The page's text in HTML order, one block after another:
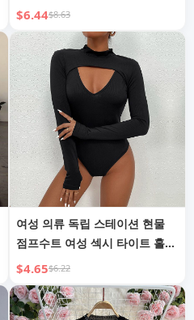
나는 타이트 핏 원피스 티셔츠
여성용
$6.44$8.63
여성 의류 독립 스테이션 현물
점프수트 여성 섹시 타이트 홀로
블랙 점프수트
$4.65$6.22